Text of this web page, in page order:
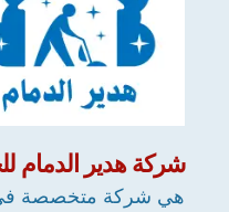
شركةهدير الدمام
هي شركة متخصصة في